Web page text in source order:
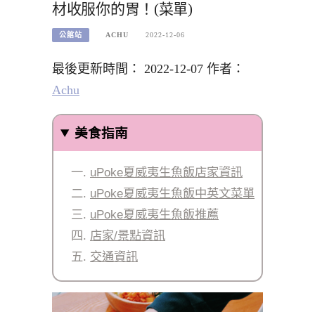
材收服你的胃！(菜單)
公館站 ACHU 2022-12-06
最後更新時間： 2022-12-07 作者：
Achu
美食指南
uPoke夏威夷生魚飯店家資訊
uPoke夏威夷生魚飯中英文菜單
uPoke夏威夷生魚飯推薦
店家/景點資訊
交通資訊